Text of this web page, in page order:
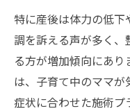
永福で産前
ト
産前産後ケ
験
特に産後は体力の低
調を訴える声が多く
る方が増加傾向にあ
は、子育て中のママ
症状に合わせた施術プ